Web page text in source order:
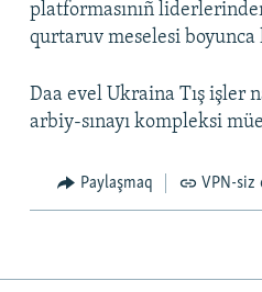
platformasınıñ
qurtaruv meselesi boyunca
Daa evel Ukraina Tış işler
arbiy-sınayı kompleksi
Paylaşmaq VPN-siz